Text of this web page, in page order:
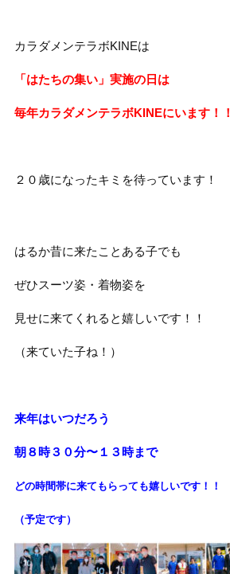
カラダメンテラボKINEは
「はたちの集い」実施の日は
毎年カラダメンテラボKINEにいます！！
２０歳になったキミを待っています！
はるか昔に来たことある子でも
ぜひスーツ姿・着物姿を
見せに来てくれると嬉しいです！！
（来ていた子ね！）
来年はいつだろう
朝８時３０分〜１３時まで
どの時間帯に来てもらっても嬉しいです！！
（予定です）